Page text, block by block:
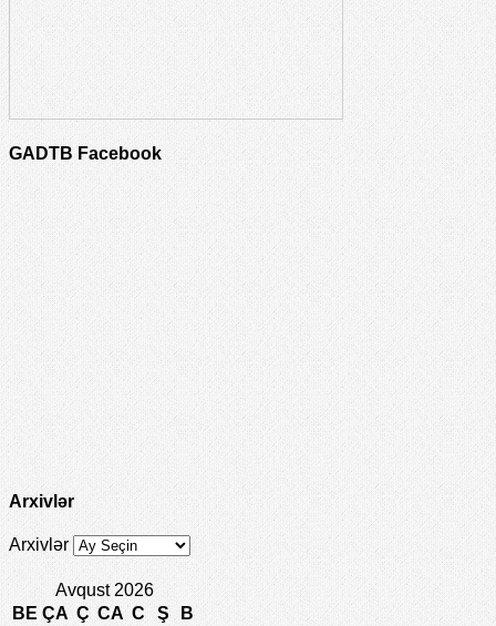
GADTB Facebook
Arxivlər
Arxivlər
Avqust 2026
BE ÇA Ç CA C Ş
B